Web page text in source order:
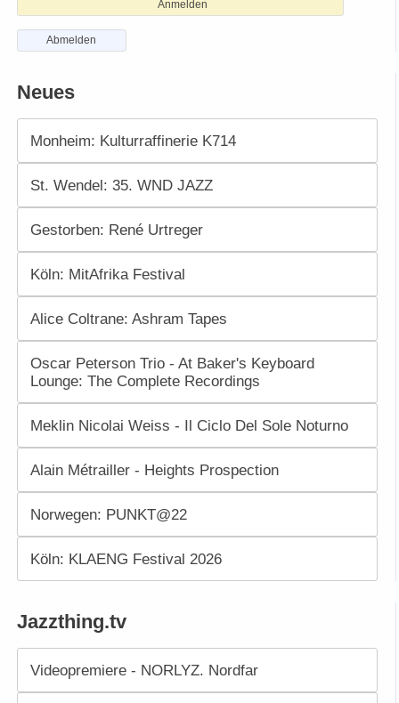
Anmelden
Abmelden
Neues
Monheim: Kulturraffinerie K714
St. Wendel: 35. WND JAZZ
Gestorben: René Urtreger
Köln: MitAfrika Festival
Alice Coltrane: Ashram Tapes
Oscar Peterson Trio - At Baker's Keyboard
Lounge: The Complete Recordings
Meklin Nicolai Weiss - Il Ciclo Del Sole Noturno
Alain Métrailler - Heights Prospection
Norwegen: PUNKT@22
Köln: KLAENG Festival 2026
Jazzthing.tv
Videopremiere - NORLYZ. Nordfar